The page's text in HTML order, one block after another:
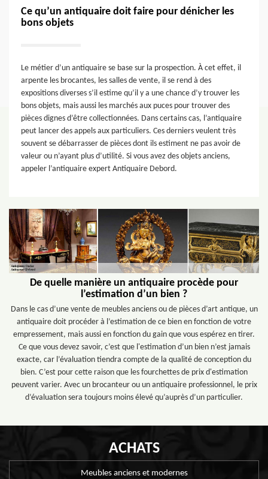
Ce qu’un antiquaire doit faire pour dénicher les
bons objets
Le métier d’un antiquaire se base sur la prospection. À cet effet, il
arpente les brocantes, les salles de vente, il se rend à des
expositions diverses s’il estime qu’il y a une chance d’y trouver les
bons objets, mais aussi les marchés aux puces pour trouver des
pièces dignes d’être collectionnées. Dans certains cas, l’antiquaire
peut lancer des appels aux particuliers. Ces derniers veulent très
souvent se débarrasser de pièces dont ils estiment ne pas avoir de
valeur ou n’ayant plus d’utilité. Si vous avez des objets anciens,
appeler l’antiquaire expert Antiquaire Debord.
De quelle manière un antiquaire procède pour
l’estimation d’un bien ?
Dans le cas d’une vente de meubles anciens ou de pièces d’art antique, un
antiquaire doit procéder à l’estimation de ce bien en fonction de votre
empressement, mais aussi en fonction du gain que vous espérez en tirer.
Ce que vous devez savoir, c’est que l'estimation d’un bien n’est jamais
exacte, car l’évaluation tiendra compte de la qualité de conception du
bien. C’est pour cette raison que les fourchettes de prix d'estimation
peuvent varier. Avec un brocanteur ou un antiquaire professionnel, le prix
d’évaluation sera toujours moins élevé qu’auprès d’un particulier.
ACHATS
Meubles anciens et modernes